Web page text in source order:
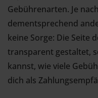
Gebührenarten. Je
dementsprechend
keine Sorge: Die Seite
transparent gestaltet,
kannst, wie viele
dich als